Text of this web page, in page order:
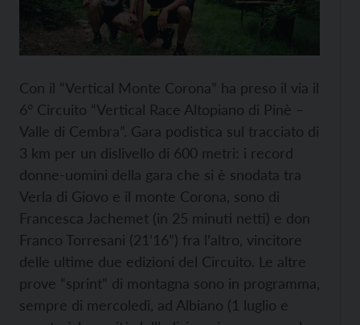
Con il “Vertical Monte Corona” ha preso il via il
6° Circuito “Vertical Race Altopiano di Pinè –
Valle di Cembra”. Gara podistica sul tracciato di
3 km per un dislivello di 600 metri: i record
donne-uomini della gara che si è snodata tra
Verla di Giovo e il monte Corona, sono di
Francesca Jachemet (in 25 minuti netti) e don
Franco Torresani (21’16”) fra l’altro, vincitore
delle ultime due edizioni del Circuito. Le altre
prove “sprint” di montagna sono in programma,
sempre di mercoledì, ad Albiano (1 luglio e